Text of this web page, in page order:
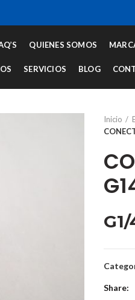
QUIENES SOMOS
SERVICIOS BLOG
Inicio
Share